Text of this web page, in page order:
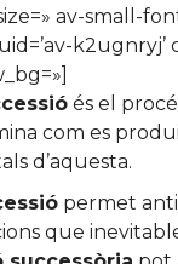
av-small-
k2ugnryj’
és el
com es
d’aquesta.
permet
que